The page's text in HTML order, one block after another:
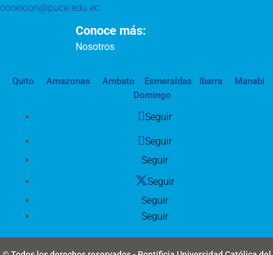
conexion@puce.edu.ec
Conoce más:
Nosotros
Quito Amazonas Ambato Esmeraldas Ibarra
Manabí
Domingo
Seguir
Seguir
Seguir
Seguir
Seguir
Seguir